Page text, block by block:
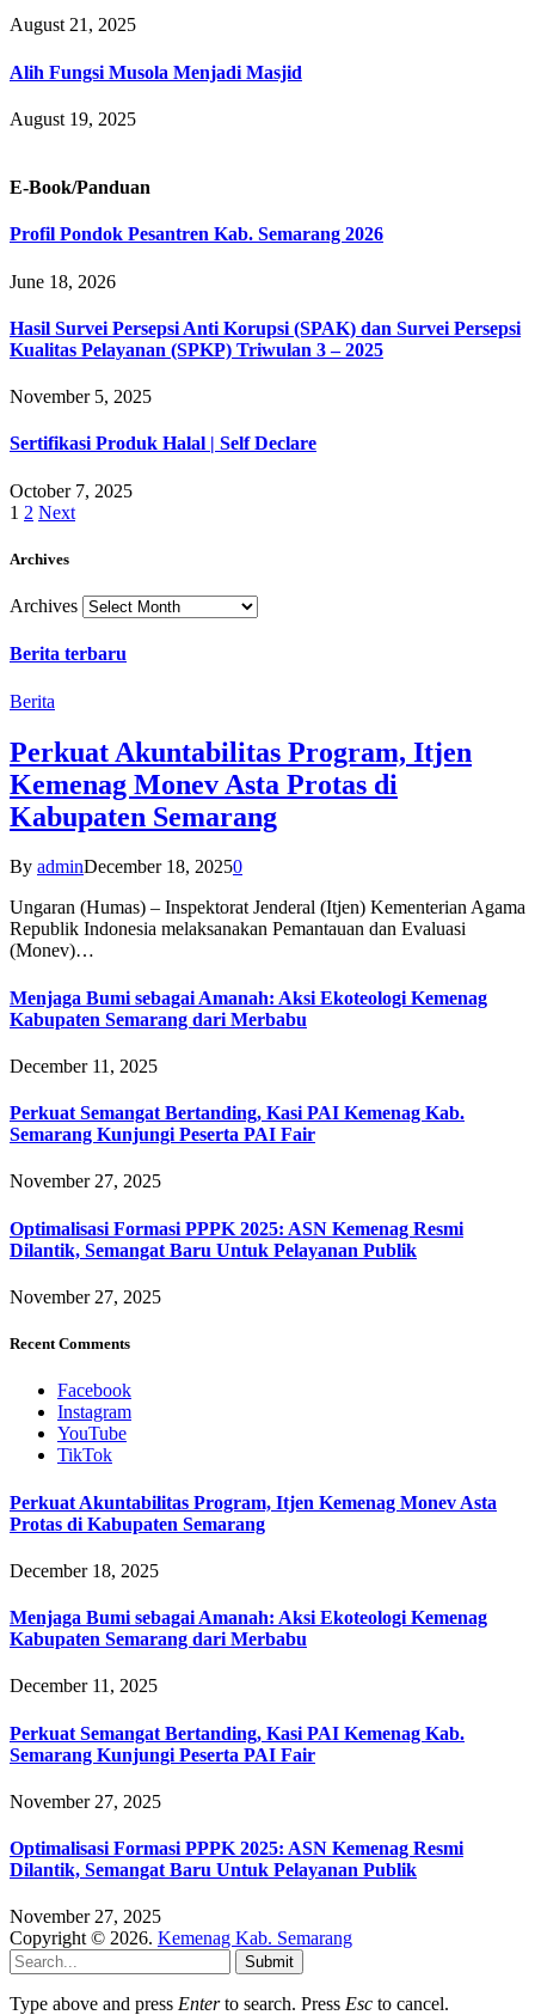
August 21, 2025
Alih Fungsi Musola Menjadi Masjid
August 19, 2025
E-Book/Panduan
Profil Pondok Pesantren Kab. Semarang 2026
June 18, 2026
Hasil Survei Persepsi Anti Korupsi (SPAK) dan Survei Persepsi
Kualitas Pelayanan (SPKP) Triwulan 3 – 2025
November 5, 2025
Sertifikasi Produk Halal | Self Declare
October 7, 2025
1 2 Next
Archives
Archives
Berita terbaru
Berita
Perkuat Akuntabilitas Program, Itjen
Kemenag Monev Asta Protas di
Kabupaten Semarang
By adminDecember 18, 20250
Ungaran (Humas) – Inspektorat Jenderal (Itjen) Kementerian Agama
Republik Indonesia melaksanakan Pemantauan dan Evaluasi
(Monev)…
Menjaga Bumi sebagai Amanah: Aksi Ekoteologi Kemenag
Kabupaten Semarang dari Merbabu
December 11, 2025
Perkuat Semangat Bertanding, Kasi PAI Kemenag Kab.
Semarang Kunjungi Peserta PAI Fair
November 27, 2025
Optimalisasi Formasi PPPK 2025: ASN Kemenag Resmi
Dilantik, Semangat Baru Untuk Pelayanan Publik
November 27, 2025
Recent Comments
Facebook
Instagram
YouTube
TikTok
Perkuat Akuntabilitas Program, Itjen Kemenag Monev Asta
Protas di Kabupaten Semarang
December 18, 2025
Menjaga Bumi sebagai Amanah: Aksi Ekoteologi Kemenag
Kabupaten Semarang dari Merbabu
December 11, 2025
Perkuat Semangat Bertanding, Kasi PAI Kemenag Kab.
Semarang Kunjungi Peserta PAI Fair
November 27, 2025
Optimalisasi Formasi PPPK 2025: ASN Kemenag Resmi
Dilantik, Semangat Baru Untuk Pelayanan Publik
November 27, 2025
Copyright © 2026. Kemenag Kab. Semarang
Submit
Type above and press Enterto search. Press Esc to cancel.